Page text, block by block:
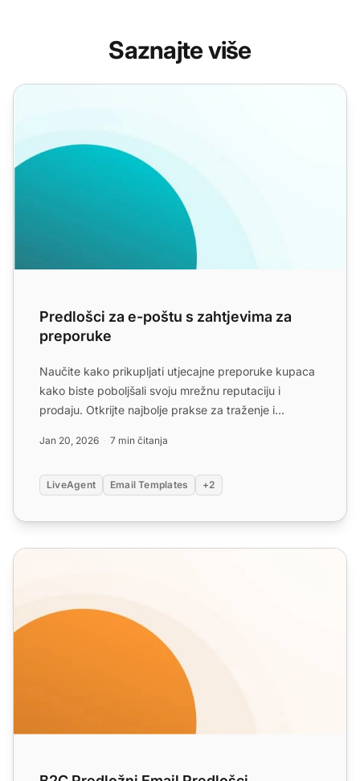
Saznajte više
Predlošci za e-poštu s zahtjevima za preporuke
Predlošci za e-poštu s zahtjevima za
preporuke
Naučite kako prikupljati utjecajne preporuke kupaca
kako biste poboljšali svoju mrežnu reputaciju i
prodaju. Otkrijte najbolje prakse za traženje i
Jan 20, 2026 7 min čitanja
LiveAgent Email Templates +2
B2C Predložni Email Predlošci